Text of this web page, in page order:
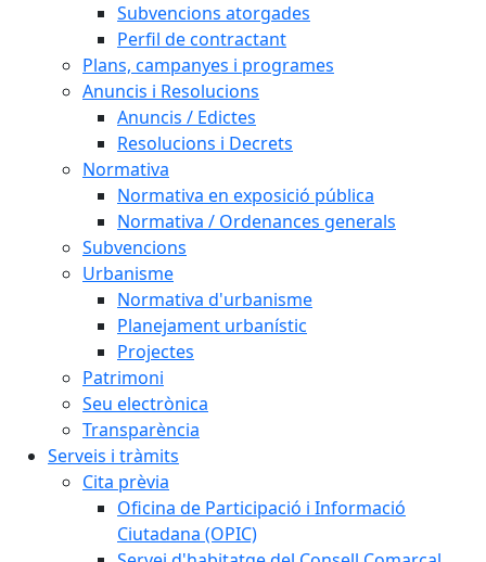
Subvencions atorgades
Perfil de contractant
Plans, campanyes i programes
Anuncis i Resolucions
Anuncis / Edictes
Resolucions i Decrets
Normativa
Normativa en exposició pública
Normativa / Ordenances generals
Subvencions
Urbanisme
Normativa d'urbanisme
Planejament urbanístic
Projectes
Patrimoni
Seu electrònica
Transparència
Serveis i tràmits
Cita prèvia
Oficina de Participació i Informació
Ciutadana (OPIC)